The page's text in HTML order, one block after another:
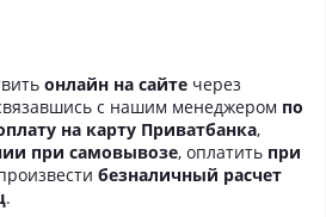
онлайн на сайте через
с нашим менеджером по
на карту Приватбанка,
при самовывозе, оплатить при
безналичный расчет
.